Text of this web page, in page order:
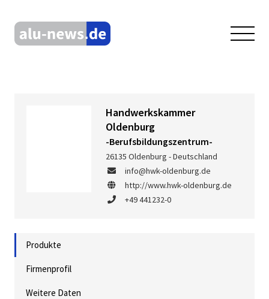
Handwerkskammer
Oldenburg
-Berufsbildungszentrum-
26135 Oldenburg - Deutschland
info@hwk-oldenburg.de
http://www.hwk-oldenburg.de
+49 441232-0
Produkte
Firmenprofil
Weitere Daten